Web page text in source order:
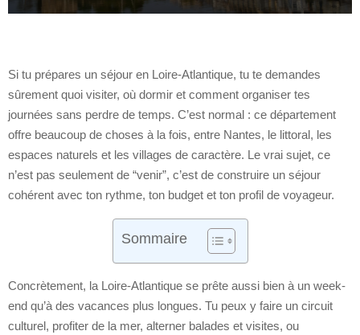
Si tu prépares un séjour en Loire-Atlantique, tu te demandes
sûrement quoi visiter, où dormir et comment organiser tes
journées sans perdre de temps. C’est normal : ce département
offre beaucoup de choses à la fois, entre Nantes, le littoral, les
espaces naturels et les villages de caractère. Le vrai sujet, ce
n’est pas seulement de “venir”, c’est de construire un séjour
cohérent avec ton rythme, ton budget et ton profil de voyageur.
Sommaire
Concrètement, la Loire-Atlantique se prête aussi bien à un week-
end qu’à des vacances plus longues. Tu peux y faire un circuit
culturel, profiter de la mer, alterner balades et visites, ou